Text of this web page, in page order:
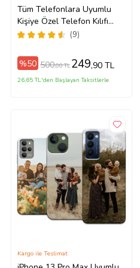
Tüm Telefonlara Uyumlu
Kişiye Özel Telefon Kılıfı
Tüm Modeller Açıklamada
(9)
%50 500,00 TL 249,90 TL
26,65 TL'den Başlayan Taksitlerle
Kargo ile Teslimat